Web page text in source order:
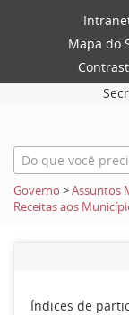
Mapa do
Governo >Assuntos
Receitas aos
Índices de